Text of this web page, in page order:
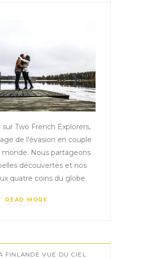
Two French Explorers,
de l'évasion en couple
monde. Nous partageons
découvertes et nos
quatre coins du globe.
READ MORE
FINLANDE VUE DU CIEL